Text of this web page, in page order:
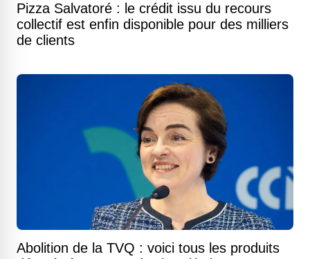
Pizza Salvatoré : le crédit issu du recours
collectif est enfin disponible pour des milliers
de clients
Abolition de la TVQ : voici tous les produits